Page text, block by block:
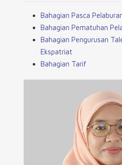
Bahagian Pasca
Bahagian Pematuhan
Bahagian Pengurusan
Ekspatriat
Bahagian Tarif